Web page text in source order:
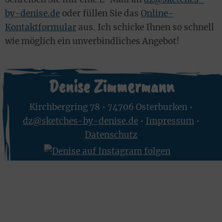
by-denise.de oder füllen Sie das Online-
Kontaktformular aus. Ich schicke Ihnen so schnell
wie möglich ein unverbindliches Angebot!
Denise Zimmermann
Kirchbergring 78 • 74706 Osterburken •
dz@sketches-by-denise.de• Impressum•
Datenschutz